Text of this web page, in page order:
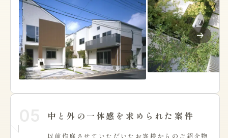
中と外の一体感を求められた案件
以前作庭させていただいたお客様からのご紹介物